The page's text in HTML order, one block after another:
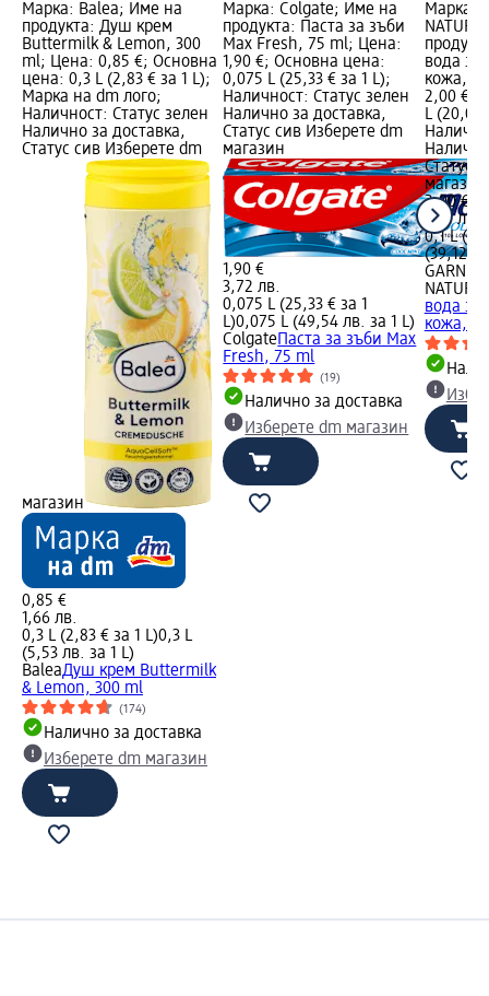
Марка: Balea; Име на
продукта: Душ крем
Buttermilk & Lemon, 300
ml; Цена: 0,85 €; Основна
цена: 0,3 L (2,83 € за 1 L);
Марка на dm лого;
Наличност: Статус зелен
Налично за доставка,
Статус сив Изберете dm
магазин
0,85 €
1,66 лв.
0,3 L (2,83 € за 1 L)0,3 L
(5,53 лв. за 1 L)
BaleaДуш крем Buttermilk
& Lemon, 300 ml
(174)
Налично за доставка
Изберете dm магазин
Марка: Colgate; Име на
продукта: Паста за зъби
Max Fresh, 75 ml; Цена:
1,90 €; Основна цена:
0,075 L (25,33 € за 1 L);
Наличност: Статус зелен
Налично за доставка,
Статус сив Изберете dm
магазин
1,90 €
3,72 лв.
0,075 L (25,33 € за 1
L)0,075 L (49,54 лв. за 1 L)
ColgateПаста за зъби Max
Fresh, 75 ml
(19)
Налично за доставка
Изберете dm магазин
Марка:
вода за
кожа,
2,00 €;
L (20,00
Статус
магазин
2,00 €
3,91 лв.
0,1 L
(39,12
вода за
кожа,